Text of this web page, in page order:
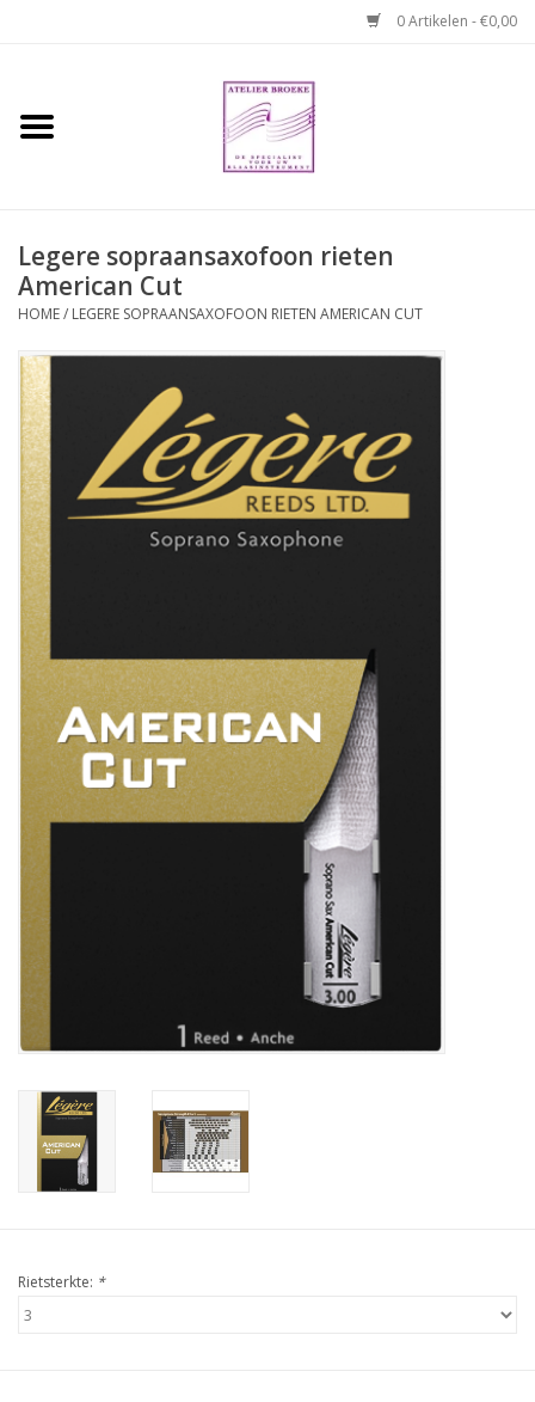
0 Artikelen - €0,00
Home
Reparaties en
abonnementen
Webshop
Verhuur hobo's
Merken
Legere sopraansaxofoon rieten
American Cut
HOME/ LEGERE SOPRAANSAXOFOON RIETEN AMERICAN CUT
Rietsterkte: *